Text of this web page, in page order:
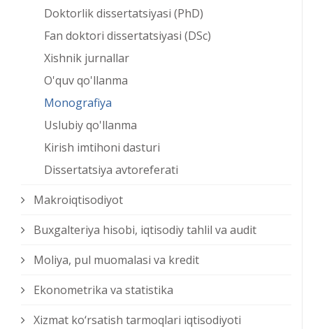
Doktorlik dissertatsiyasi (PhD)
Fan doktori dissertatsiyasi (DSc)
Xishnik jurnallar
O'quv qo'llanma
Monografiya
Uslubiy qo'llanma
Kirish imtihoni dasturi
Dissertatsiya avtoreferati
Makroiqtisodiyot
Buxgalteriya hisobi, iqtisodiy tahlil va audit
Moliya, pul muomalasi va kredit
Ekonometrika va statistika
Xizmat kо‘rsatish tarmoqlari iqtisodiyoti